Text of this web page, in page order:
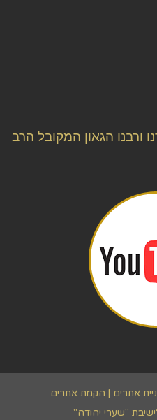
ורבנו הגאון המקובל הרב
אתרים | הקמת אתרים
"שערי יהודה"